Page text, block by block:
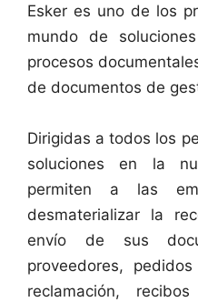
Esker es uno de los
mundo de
procesos
de documentos de
Dirigidas a todos los
soluciones en la
permiten a las
desmaterializar la
envío de sus
proveedores,
reclamación,